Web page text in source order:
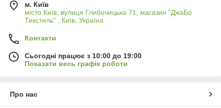
м. Київ
місто Київ, вулиця Глибочицька 71, магазин "ДжаБо
Текстиль" , Київ, Україна
Контакти
Сьогодні працює з 10:00 до 19:00
Показати весь графік роботи
Про нас